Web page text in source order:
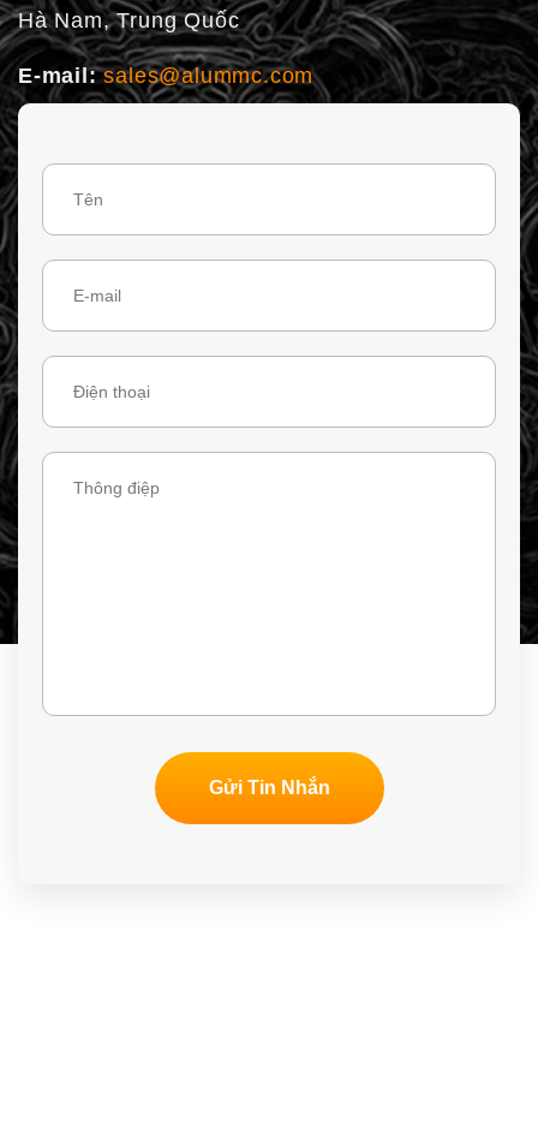
Hà Nam, Trung Quốc
E-mail: sales@alummc.com
Gửi Tin Nhắn